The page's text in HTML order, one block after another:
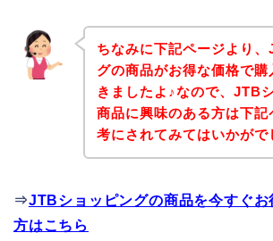
ちなみに下記ページより
グの商品がお得な価格で
きましたよ♪なので、JTB
商品に興味のある方は下記
考にされてみてはいかがで
⇒JTBショッピングの商品を今すぐお
方はこちら